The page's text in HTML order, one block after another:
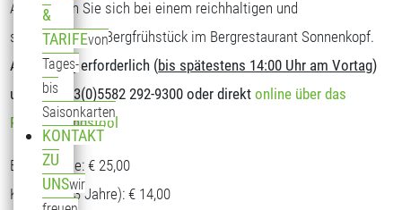
&
TARIFEvon
Tages-
bis
Saisonkarten
KONTAKT
ZU
UNSwir
Art. Stärken Sie sich bei einem reichhaltigen und
schmackhaften Bergfrühstück im Bergrestaurant Sonnenkopf.
Anmeldung erforderlich (bis spätestens 14:00 Uhr am Vortag)
unter T: +43(0)5582 292-9300 oder direktonline über das
Reservierungstool
Erwachsene: € 25,00
Kinder (5-13 Jahre): € 14,00